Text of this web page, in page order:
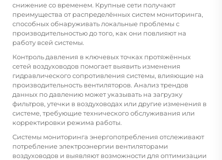
снижение со временем. Крупные сети получают
преимущества от распределённых систем мониторинга,
способных обнаруживать локальные проблемы с
производительностью до того, как они повлияют на
работу всей системы.
Контроль давления в ключевых точках протяжённых
сетей воздуховодов помогает выявить изменения
гидравлического сопротивления системы, влияющие на
производительность вентиляторов. Анализ трендов
данных по давлению может указывать на загрузку
фильтров, утечки в воздуховодах или другие изменения в
системе, требующие технического обслуживания или
корректировки режима работы.
Системы мониторинга энергопотребления отслеживают
потребление электроэнергии вентиляторами
воздуховодов и выявляют возможности для оптимизации